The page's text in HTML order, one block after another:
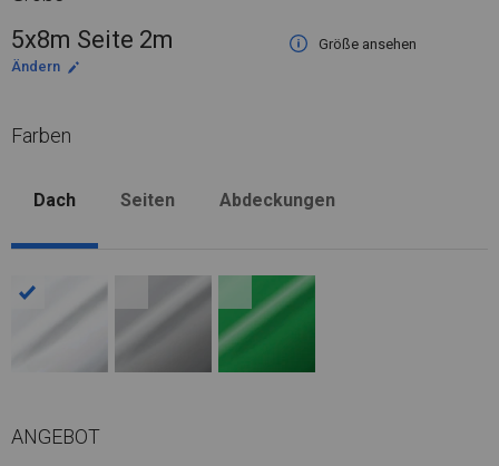
5x8m Seite 2m
Größe ansehen
Ändern
Farben
Dach Seiten Abdeckungen
ANGEBOT